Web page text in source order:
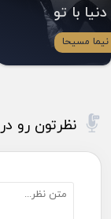
دنیا با تو
نیما مسیحا
نظرتون رو